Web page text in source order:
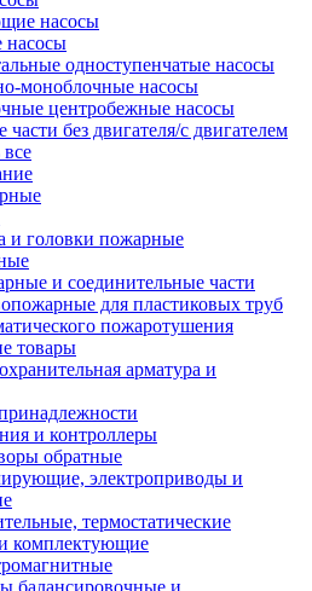
насосы
насосы
одноступенчатые насосы
моноблочные насосы
центробежные насосы
части без двигателя/с двигателем
все
и головки пожарные
и соединительные части
для пластиковых труб
пожаротушения
товары
арматура и
и контроллеры
обратные
электроприводы и
термостатические
комплектующие
балансировочные и